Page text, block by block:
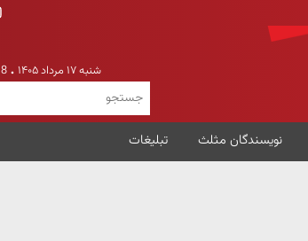
شنبه ۱۷ مرداد ۱۴۰۵ 8 August 2026
نویسندگان مثلث تبلیغات